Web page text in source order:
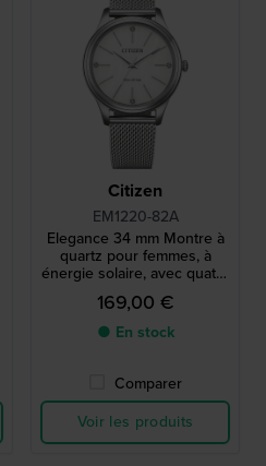
Citizen
EM1220-82A
Elegance 34 mm Montre à
quartz pour femmes, à
énergie solaire, avec quatre
index en cristal
169,00 €
● En stock
Comparer
Voir les produits